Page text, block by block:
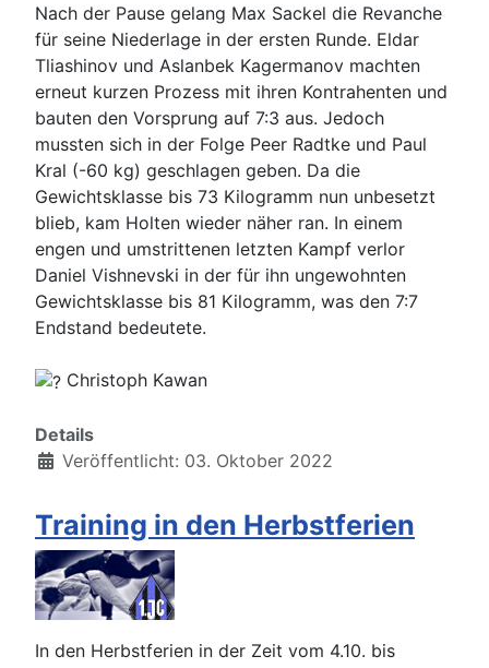
Nach der Pause gelang Max Sackel die Revanche
für seine Niederlage in der ersten Runde. Eldar
Tliashinov und Aslanbek Kagermanov machten
erneut kurzen Prozess mit ihren Kontrahenten und
bauten den Vorsprung auf 7:3 aus. Jedoch
mussten sich in der Folge Peer Radtke und Paul
Kral (-60 kg) geschlagen geben. Da die
Gewichtsklasse bis 73 Kilogramm nun unbesetzt
blieb, kam Holten wieder näher ran. In einem
engen und umstrittenen letzten Kampf verlor
Daniel Vishnevski in der für ihn ungewohnten
Gewichtsklasse bis 81 Kilogramm, was den 7:7
Endstand bedeutete.
Christoph Kawan
Details
Veröffentlicht: 03. Oktober 2022
Training in den Herbstferien
In den Herbstferien in der Zeit vom 4.10. bis